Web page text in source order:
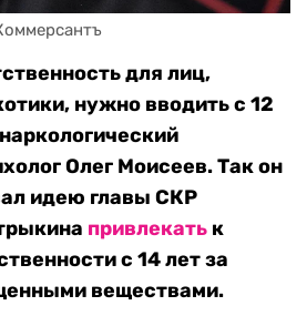
для лиц,
нужно вводить с 12
Олег Моисеев. Так он
идею главы СКР
привлекать к
с 14 лет за
веществами.